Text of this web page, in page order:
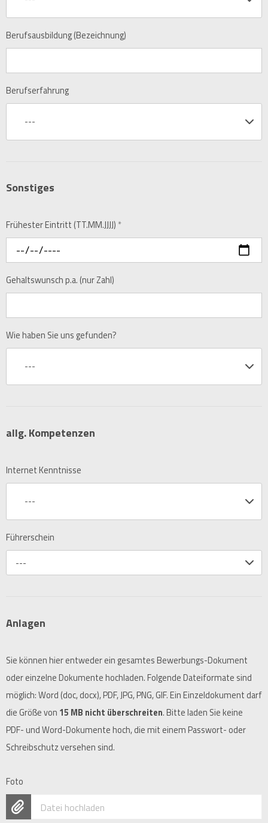
Berufsausbildung (Bezeichnung)
Berufserfahrung
---
Sonstiges
Frühester Eintritt (TT.MM.JJJJ) *
Gehaltswunsch p.a. (nur Zahl)
Wie haben Sie uns gefunden?
---
allg. Kompetenzen
Internet Kenntnisse
---
Führerschein
---
Anlagen
Sie können hier entweder ein gesamtes Bewerbungs-Dokument
oder einzelne Dokumente hochladen. Folgende Dateiformate sind
möglich: Word (doc, docx), PDF, JPG, PNG, GIF. Ein Einzeldokument darf
die Größe von 15 MB nicht überschreiten. Bitte laden Sie keine
PDF- und Word-Dokumente hoch, die mit einem Passwort- oder
Schreibschutz versehen sind.
Foto
Datei hochladen